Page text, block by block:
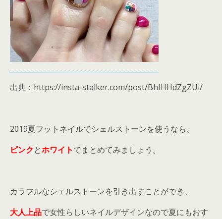
出典：https://insta-stalker.com/post/BhIHHdZgZUi/
2019夏フットネイルでシェルストーンを使うなら、
ピンクとホワイトでまとめてみましょう。
カラフルなシェルストーンを引き出すことができ、
大人上品で女性らしいネイルデザインなので夏にもおす